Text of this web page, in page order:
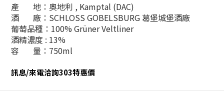
產 地：奧地利 , Kamptal (DAC)
酒 廠：SCHLOSS GOBELSBURG葛堡城堡酒廠
葡萄品種：100% Grüner Veltliner
酒精濃度 : 13%
容 量：750ml
訊息/來電洽詢303特惠價